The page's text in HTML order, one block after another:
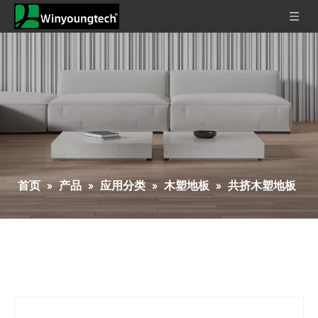
首页 » 产品 » 应用分类 » 木塑地板 » 共挤木塑地板